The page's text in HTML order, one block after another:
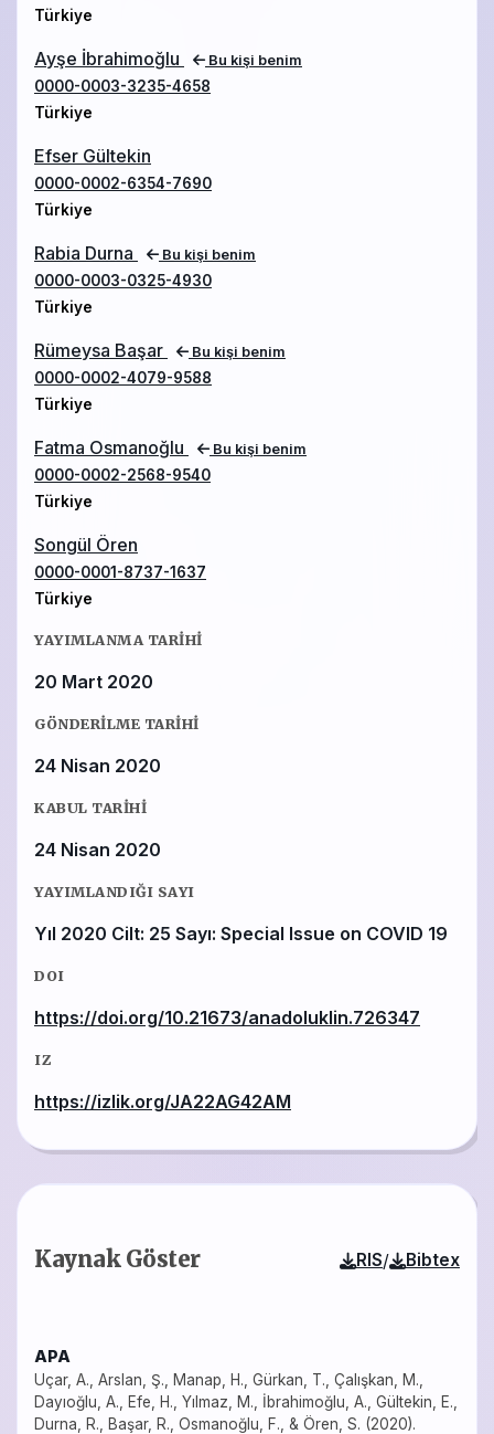
Türkiye
Ayşe İbrahimoğlu Bu kişi benim
0000-0003-3235-4658
Türkiye
Efser Gültekin
0000-0002-6354-7690
Türkiye
Rabia Durna Bu kişi benim
0000-0003-0325-4930
Türkiye
Rümeysa Başar Bu kişi benim
0000-0002-4079-9588
Türkiye
Fatma Osmanoğlu Bu kişi benim
0000-0002-2568-9540
Türkiye
Songül Ören
0000-0001-8737-1637
Türkiye
YAYIMLANMA TARIHI
20 Mart 2020
GÖNDERILME TARIHI
24 Nisan 2020
KABUL TARIHI
24 Nisan 2020
YAYIMLANDIĞI SAYI
Yıl 2020 Cilt: 25 Sayı: Special Issue on COVID 19
DOI
https://doi.org/10.21673/anadoluklin.726347
IZ
https://izlik.org/JA22AG42AM
Kaynak Göster RIS/ Bibtex
APA
Uçar, A., Arslan, Ş., Manap, H., Gürkan, T., Çalışkan, M.,
Dayıoğlu, A., Efe, H., Yılmaz, M., İbrahimoğlu, A., Gültekin, E.,
Durna, R., Başar, R., Osmanoğlu, F., & Ören, S. (2020).